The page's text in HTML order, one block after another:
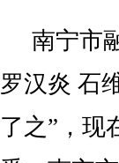
南宁市
罗汉炎 石
了之”，现